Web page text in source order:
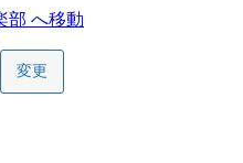
部 へ移動